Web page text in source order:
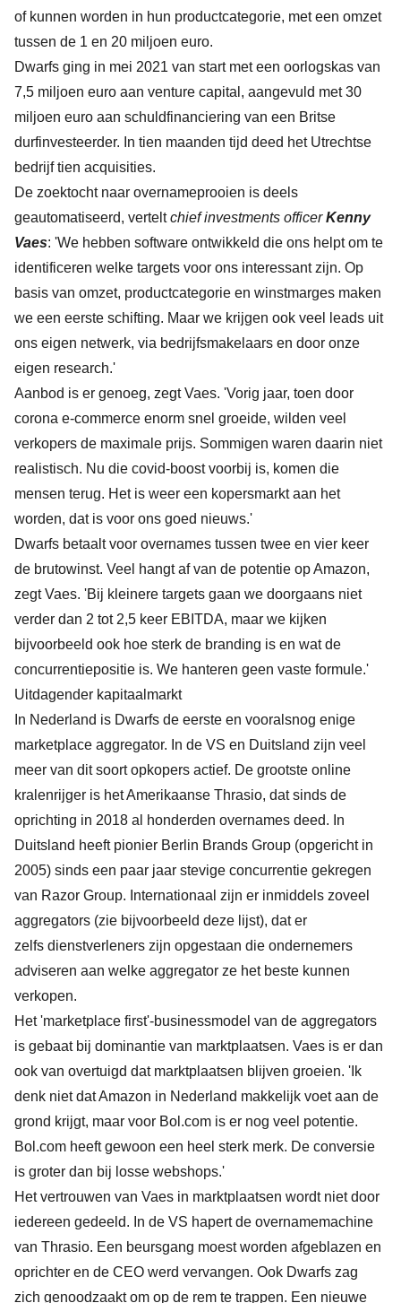
of kunnen worden in hun productcategorie, met een omzet
tussen de 1 en 20 miljoen euro.
Dwarfs ging in mei 2021 van start met een oorlogskas van
7,5 miljoen euro aan venture capital, aangevuld met 30
miljoen euro aan schuldfinanciering van een Britse
durfinvesteerder. In tien maanden tijd deed het Utrechtse
bedrijf tien acquisities.
De zoektocht naar overnameprooien is deels
geautomatiseerd, verteltchief investments officerKenny
Vaes: 'We hebben software ontwikkeld die ons helpt om te
identificeren welke targets voor ons interessant zijn. Op
basis van omzet, productcategorie en winstmarges maken
we een eerste schifting. Maar we krijgen ook veel leads uit
ons eigen netwerk, via bedrijfsmakelaars en door onze
eigen research.'
Aanbod is er genoeg, zegt Vaes. 'Vorig jaar, toen door
corona e-commerce enorm snel groeide, wilden veel
verkopers de maximale prijs. Sommigen waren daarin niet
realistisch. Nu die covid-boost voorbij is, komen die
mensen terug. Het is weer een kopersmarkt aan het
worden, dat is voor ons goed nieuws.'
Dwarfs betaalt voor overnames tussen twee en vier keer
de brutowinst. Veel hangt af van de potentie op Amazon,
zegt Vaes. 'Bij kleinere targets gaan we doorgaans niet
verder dan 2 tot 2,5 keer EBITDA, maar we kijken
bijvoorbeeld ook hoe sterk de branding is en wat de
concurrentiepositie is. We hanteren geen vaste formule.'
Uitdagender kapitaalmarkt
In Nederland is Dwarfs de eerste en vooralsnog enige
marketplace aggregator. In de VS en Duitsland zijn veel
meer van dit soort opkopers actief. De grootste online
kralenrijger is het Amerikaanse Thrasio, dat sinds de
oprichting in 2018 al honderden overnames deed. In
Duitsland heeft pionier Berlin Brands Group (opgericht in
2005) sinds een paar jaar stevige concurrentie gekregen
van Razor Group. Internationaal zijn er inmiddels zoveel
aggregators (zie bijvoorbeeld deze lijst), dat er
zelfs dienstverleners zijn opgestaan die ondernemers
adviseren aan welke aggregator ze het beste kunnen
verkopen.
Het 'marketplace first'-businessmodel van de aggregators
is gebaat bij dominantie van marktplaatsen. Vaes is er dan
ook van overtuigd dat marktplaatsen blijven groeien. 'Ik
denk niet dat Amazon in Nederland makkelijk voet aan de
grond krijgt, maar voor Bol.com is er nog veel potentie.
Bol.com heeft gewoon een heel sterk merk. De conversie
is groter dan bij losse webshops.'
Het vertrouwen van Vaes in marktplaatsen wordt niet door
iedereen gedeeld. In de VS hapert de overnamemachine
van Thrasio. Een beursgang moest worden afgeblazen en
oprichter en de CEO werd vervangen. Ook Dwarfs zag
zich genoodzaakt om op de rem te trappen. Een nieuwe